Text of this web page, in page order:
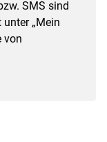
SMS sind
„Mein
von